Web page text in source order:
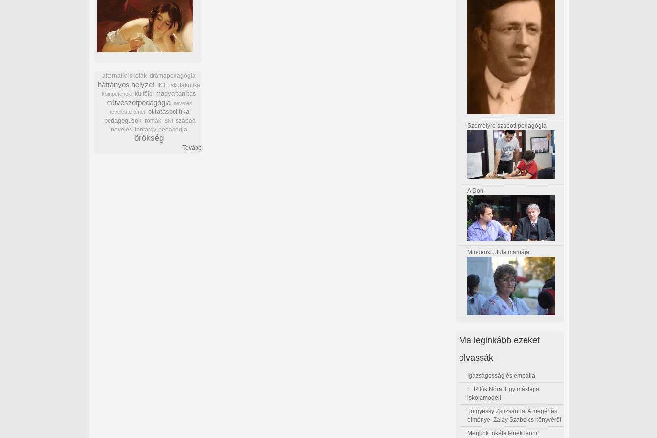
alternatív iskolák drámapedagógia
hátrányos helyzet IKT iskolakritika
kompetencia külföld magyartanítás
művészetpedagógia
nevelés
neveléstörténet oktatáspolitika
pedagógusok romák SNI szabad
nevelés tantárgy-pedagógia
örökség
Tovább
Személyre szabott pedagógia
A Don
Mindenki „Jula mamája”
Ma leginkább ezeket
olvassák
Igazságosság és empátia
L. Ritók Nóra: Egy másfajta
iskolamodell
Tölgyessy Zsuzsanna: A megértés
élménye. Zalay Szabolcs könyvéről
Merjünk tökéletlenek lenni!